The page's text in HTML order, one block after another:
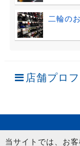
二輪の
店舗プロ
当サイトでは、お